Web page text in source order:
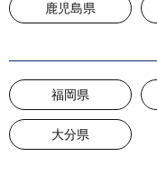
鹿児島県
福岡県
大分県